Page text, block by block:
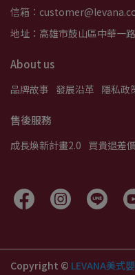
信箱：
地址：高雄市鼓山區中華一
About us
品牌故事 發展沿革 隱私政
售後服務
成長煥新計畫2.0 買貴退差價
Copyright © LEVANA美式